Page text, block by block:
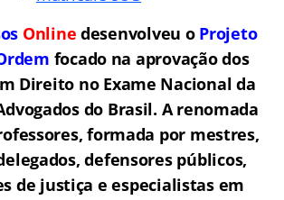
Online desenvolveu o Projeto
focado na aprovação dos
Direito no Exame Nacional da
do Brasil. A renomada
formada por mestres,
defensores públicos,
de justiça e especialistas em